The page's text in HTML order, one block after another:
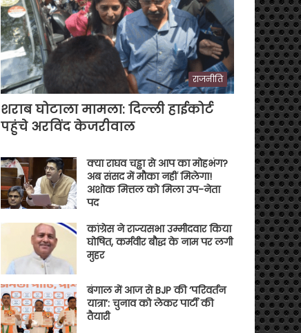
राजनीति
शराब घोटाला मामला: दिल्ली हाईकोर्ट
पहुंचे अरविंद केजरीवाल
क्या राघव चड्ढा से आप का मोहभंग?
अब संसद में मौका नहीं मिलेगा!
अशोक मित्तल को मिला उप-नेता
पद
कांग्रेस ने राज्यसभा उम्मीदवार किया
घोषित, कर्मवीर बौद्ध के नाम पर लगी
मुहर
बंगाल में आज से BJP की ‘परिवर्तन
यात्रा’: चुनाव को लेकर पार्टी की
तैयारी